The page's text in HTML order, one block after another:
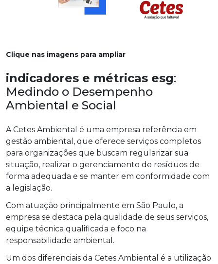
Clique nas imagens para ampliar
indicadores e métricas esg:
Medindo o Desempenho
Ambiental e Social
A Cetes Ambiental é uma empresa referência em
gestão ambiental, que oferece serviços completos
para organizações que buscam regularizar sua
situação, realizar o gerenciamento de resíduos de
forma adequada e se manter em conformidade com
a legislação.
Com atuação principalmente em São Paulo, a
empresa se destaca pela qualidade de seus serviços,
equipe técnica qualificada e foco na
responsabilidade ambiental.
Um dos diferenciais da Cetes Ambiental é a utilização